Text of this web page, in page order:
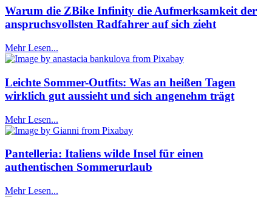
Warum die ZBike Infinity die Aufmerksamkeit der
anspruchsvollsten Radfahrer auf sich zieht
Mehr Lesen...
Leichte Sommer-Outfits: Was an heißen Tagen
wirklich gut aussieht und sich angenehm trägt
Mehr Lesen...
Pantelleria: Italiens wilde Insel für einen
authentischen Sommerurlaub
Mehr Lesen...